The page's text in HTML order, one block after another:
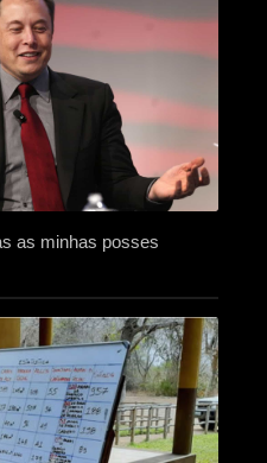
as minhas posses